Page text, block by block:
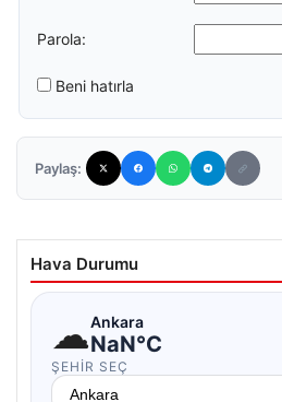
Parola:
Beni hatırla
Paylaş:
Hava Durumu
☁Ankara
NaN°C
ŞEHIR SEÇ